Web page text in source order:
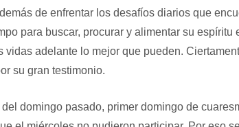
de enfrentar los desafíos diarios que
para buscar, procurar y alimentar su
vidas adelante lo mejor que pueden.
su gran testimonio.
del domingo pasado, primer domingo de